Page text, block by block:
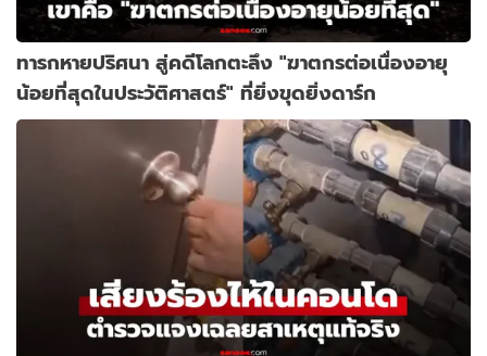
ทารกหายปริศนา สู่คดีโลกตะลึง "ฆาตกรต่อเนื่องอายุ
น้อยที่สุดในประวัติศาสตร์" ที่ยิ่งขุดยิ่งดาร์ก